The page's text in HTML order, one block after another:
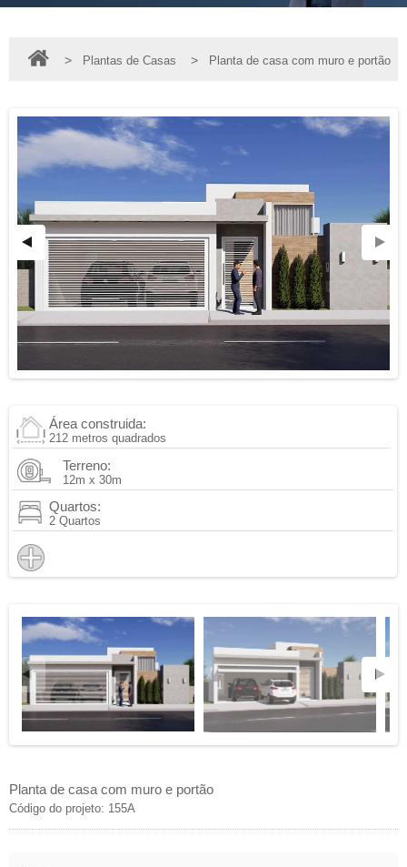
> Plantas de Casas > Planta de casa com muro e portão
Área construida:
212 metros quadrados
Terreno:
12m x 30m
Quartos:
2 Quartos
Planta de casa com muro e portão
Código do projeto: 155A